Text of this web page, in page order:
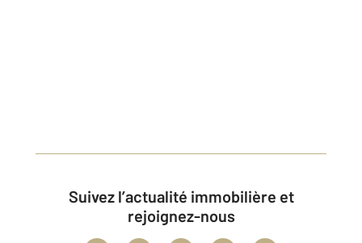
Suivez l’actualité immobilière et
rejoignez-nous